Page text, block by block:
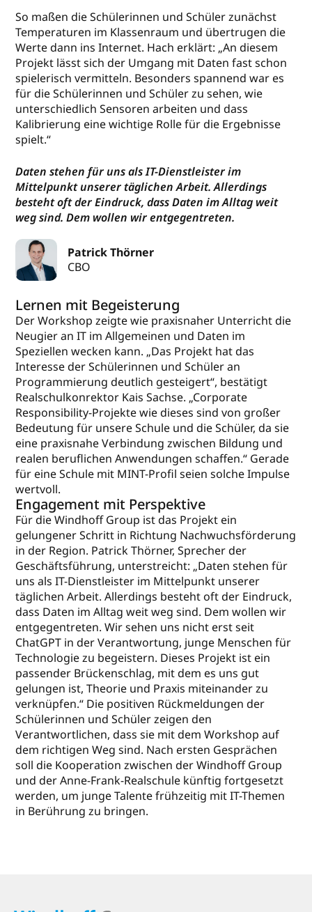
So maßen die Schülerinnen und Schüler zunächst
Temperaturen im Klassenraum und übertrugen die
Werte dann ins Internet. Hach erklärt: „An diesem
Projekt lässt sich der Umgang mit Daten fast schon
spielerisch vermitteln. Besonders spannend war es
für die Schülerinnen und Schüler zu sehen, wie
unterschiedlich Sensoren arbeiten und dass
Kalibrierung eine wichtige Rolle für die Ergebnisse
spielt.“
Daten stehen für uns als IT-Dienstleister im
Mittelpunkt unserer täglichen Arbeit. Allerdings
besteht oft der Eindruck, dass Daten im Alltag weit
weg sind. Dem wollen wir entgegentreten.
Patrick Thörner
CBO
Lernen mit Begeisterung
Der Workshop zeigte wie praxisnaher Unterricht die
Neugier an IT im Allgemeinen und Daten im
Speziellen wecken kann. „Das Projekt hat das
Interesse der Schülerinnen und Schüler an
Programmierung deutlich gesteigert“, bestätigt
Realschulkonrektor Kais Sachse. „Corporate
Responsibility-Projekte wie dieses sind von großer
Bedeutung für unsere Schule und die Schüler, da sie
eine praxisnahe Verbindung zwischen Bildung und
realen beruflichen Anwendungen schaffen.“ Gerade
für eine Schule mit MINT-Profil seien solche Impulse
wertvoll.
Engagement mit Perspektive
Für die Windhoff Group ist das Projekt ein
gelungener Schritt in Richtung Nachwuchsförderung
in der Region. Patrick Thörner, Sprecher der
Geschäftsführung, unterstreicht: „Daten stehen für
uns als IT-Dienstleister im Mittelpunkt unserer
täglichen Arbeit. Allerdings besteht oft der Eindruck,
dass Daten im Alltag weit weg sind. Dem wollen wir
entgegentreten. Wir sehen uns nicht erst seit
ChatGPT in der Verantwortung, junge Menschen für
Technologie zu begeistern. Dieses Projekt ist ein
passender Brückenschlag, mit dem es uns gut
gelungen ist, Theorie und Praxis miteinander zu
verknüpfen.“ Die positiven Rückmeldungen der
Schülerinnen und Schüler zeigen den
Verantwortlichen, dass sie mit dem Workshop auf
dem richtigen Weg sind. Nach ersten Gesprächen
soll die Kooperation zwischen der Windhoff Group
und der Anne-Frank-Realschule künftig fortgesetzt
werden, um junge Talente frühzeitig mit IT-Themen
in Berührung zu bringen.